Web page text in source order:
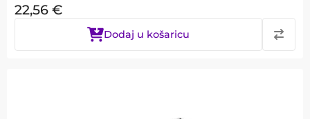
22,56 €
Dodaj u košaricu